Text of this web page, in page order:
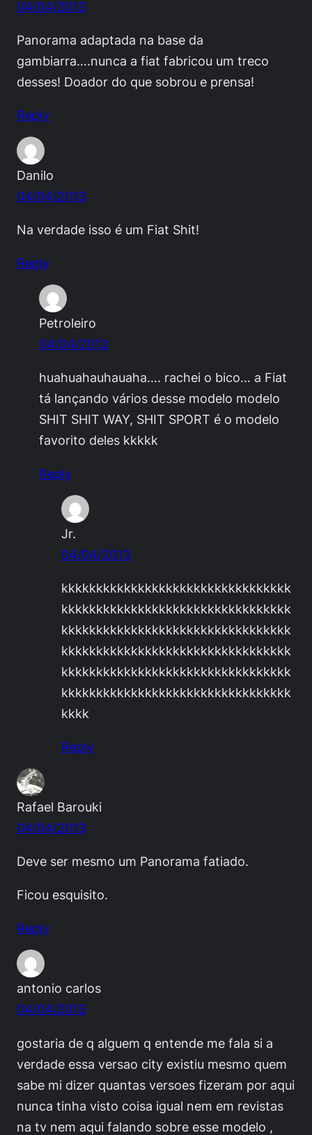
04/04/2013
Panorama adaptada na base da
gambiarra….nunca a fiat fabricou um treco
desses! Doador do que sobrou e prensa!
Reply
Danilo
04/04/2013
Na verdade isso é um Fiat Shit!
Reply
Petroleiro
04/04/2013
huahuahauhauaha…. rachei o bico… a Fiat
tá lançando vários desse modelo modelo
SHIT SHIT WAY, SHIT SPORT é o modelo
favorito deles kkkkk
Reply
Jr.
04/04/2013
kkkkkkkkkkkkkkkkkkkkkkkkkkkkkkkkk
kkkkkkkkkkkkkkkkkkkkkkkkkkkkkkkkk
kkkkkkkkkkkkkkkkkkkkkkkkkkkkkkkkk
kkkkkkkkkkkkkkkkkkkkkkkkkkkkkkkkk
kkkkkkkkkkkkkkkkkkkkkkkkkkkkkkkkk
kkkkkkkkkkkkkkkkkkkkkkkkkkkkkkkkk
kkkk
Reply
Rafael Barouki
04/04/2013
Deve ser mesmo um Panorama fatiado.
Ficou esquisito.
Reply
antonio carlos
04/04/2013
gostaria de q alguem q entende me fala si a
verdade essa versao city existiu mesmo quem
sabe mi dizer quantas versoes fizeram por aqui
nunca tinha visto coisa igual nem em revistas
na tv nem aqui falando sobre esse modelo ,